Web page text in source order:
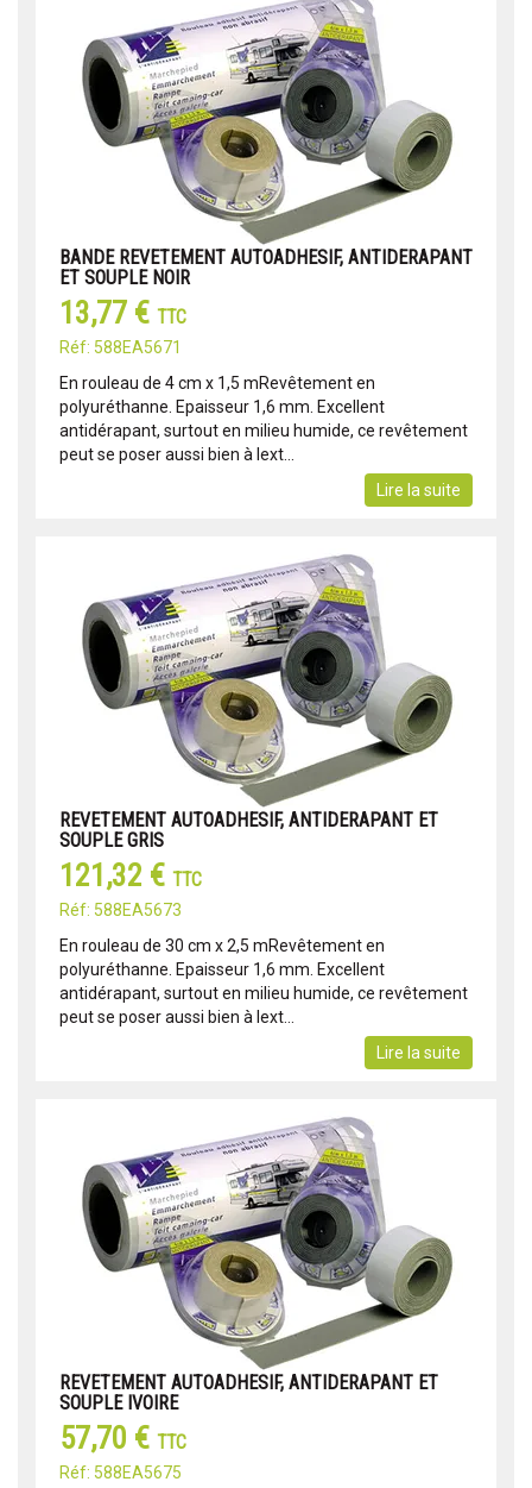
BANDE REVETEMENT AUTOADHESIF, ANTIDERAPANT
ET SOUPLE NOIR
13,77 € TTC
Réf: 588EA5671
En rouleau de 4 cm x 1,5 mRevêtement en
polyuréthanne. Epaisseur 1,6 mm. Excellent
antidérapant, surtout en milieu humide, ce revêtement
peut se poser aussi bien à lext...
Lire la suite
REVETEMENT AUTOADHESIF, ANTIDERAPANT ET
SOUPLE GRIS
121,32 € TTC
Réf: 588EA5673
En rouleau de 30 cm x 2,5 mRevêtement en
polyuréthanne. Epaisseur 1,6 mm. Excellent
antidérapant, surtout en milieu humide, ce revêtement
peut se poser aussi bien à lext...
Lire la suite
REVETEMENT AUTOADHESIF, ANTIDERAPANT ET
SOUPLE IVOIRE
57,70 € TTC
Réf: 588EA5675